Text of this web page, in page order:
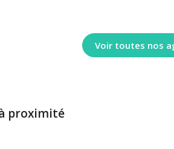
Voir toutes nos
proximité